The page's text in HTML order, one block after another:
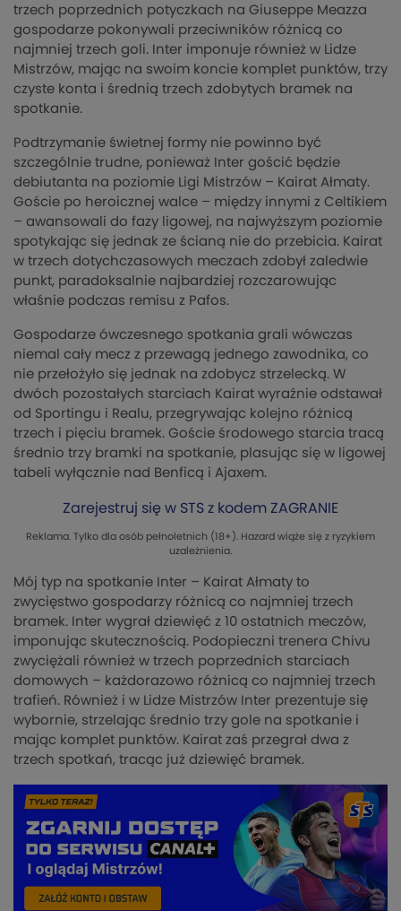
trzech poprzednich potyczkach na Giuseppe Meazza
gospodarze pokonywali przeciwników różnicą co
najmniej trzech goli. Inter imponuje również w Lidze
Mistrzów, mając na swoim koncie komplet punktów, trzy
czyste konta i średnią trzech zdobytych bramek na
spotkanie.
Podtrzymanie świetnej formy nie powinno być
szczególnie trudne, ponieważ Inter gościć będzie
debiutanta na poziomie Ligi Mistrzów – Kairat Ałmaty.
Goście po heroicznej walce – między innymi z Celtikiem
– awansowali do fazy ligowej, na najwyższym poziomie
spotykając się jednak ze ścianą nie do przebicia. Kairat
w trzech dotychczasowych meczach zdobył zaledwie
punkt, paradoksalnie najbardziej rozczarowując
właśnie podczas remisu z Pafos.
Gospodarze ówczesnego spotkania grali wówczas
niemal cały mecz z przewagą jednego zawodnika, co
nie przełożyło się jednak na zdobycz strzelecką. W
dwóch pozostałych starciach Kairat wyraźnie odstawał
od Sportingu i Realu, przegrywając kolejno różnicą
trzech i pięciu bramek. Goście środowego starcia tracą
średnio trzy bramki na spotkanie, plasując się w ligowej
tabeli wyłącznie nad Benficą i Ajaxem.
Zarejestruj się w STS z kodem ZAGRANIE
Reklama. Tylko dla osób pełnoletnich (18+). Hazard wiąże się z ryzykiem
uzależnienia.
Mój typ na spotkanie Inter – Kairat Ałmaty to
zwycięstwo gospodarzy różnicą co najmniej trzech
bramek. Inter wygrał dziewięć z 10 ostatnich meczów,
imponując skutecznością. Podopieczni trenera Chivu
zwyciężali również w trzech poprzednich starciach
domowych – każdorazowo różnicą co najmniej trzech
trafień. Również i w Lidze Mistrzów Inter prezentuje się
wybornie, strzelając średnio trzy gole na spotkanie i
mając komplet punktów. Kairat zaś przegrał dwa z
trzech spotkań, tracąc już dziewięć bramek.